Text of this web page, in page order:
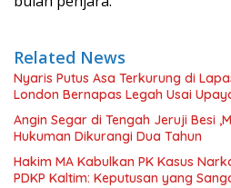
Related News
Nyaris Putus Asa Terkurung di
London Bernapas Legah Usai
Angin Segar di Tengah Jeruji Besi
Hukuman Dikurangi Dua Tahun
Hakim MA Kabulkan PK Kasus
PDKP Kaltim: Keputusan yang